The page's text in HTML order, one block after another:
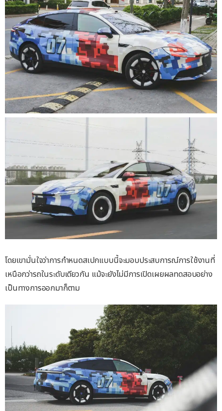
โดยเขามั่นใจว่าการกำหนดสเปกแบบนี้จะมอบประสบการณ์การใช้งานที่
เหนือกว่ารถในระดับเดียวกัน แม้จะยังไม่มีการเปิดเผยผลทดสอบอย่าง
เป็นทางการออกมาก็ตาม